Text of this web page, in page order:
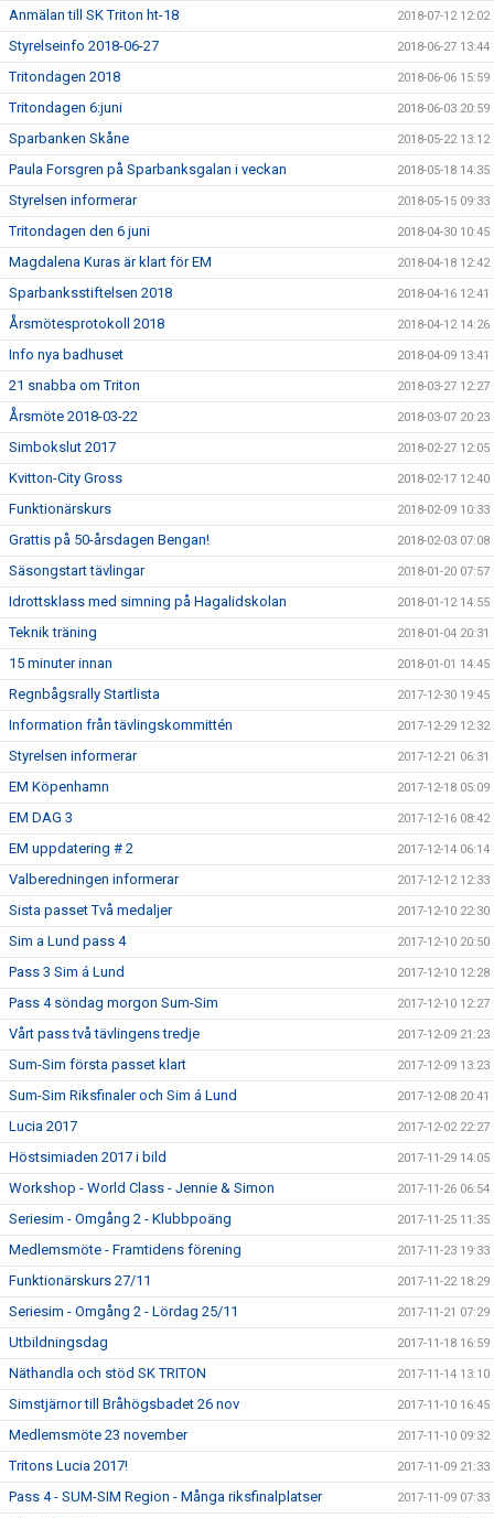
Anmälan till SK Triton ht-18 2018-07-12 12:02
Styrelseinfo 2018-06-27 2018-06-27 13:44
Tritondagen 2018 2018-06-06 15:59
Tritondagen 6:juni 2018-06-03 20:59
Sparbanken Skåne 2018-05-22 13:12
Paula Forsgren på Sparbanksgalan i veckan 2018-05-18 14:35
Styrelsen informerar 2018-05-15 09:33
Tritondagen den 6 juni 2018-04-30 10:45
Magdalena Kuras är klart för EM 2018-04-18 12:42
Sparbanksstiftelsen 2018 2018-04-16 12:41
Årsmötesprotokoll 2018 2018-04-12 14:26
Info nya badhuset 2018-04-09 13:41
21 snabba om Triton 2018-03-27 12:27
Årsmöte 2018-03-22 2018-03-07 20:23
Simbokslut 2017 2018-02-27 12:05
Kvitton-City Gross 2018-02-17 12:40
Funktionärskurs 2018-02-09 10:33
Grattis på 50-årsdagen Bengan! 2018-02-03 07:08
Säsongstart tävlingar 2018-01-20 07:57
Idrottsklass med simning på Hagalidskolan 2018-01-12 14:55
Teknik träning 2018-01-04 20:31
15 minuter innan 2018-01-01 14:45
Regnbågsrally Startlista 2017-12-30 19:45
Information från tävlingskommittén 2017-12-29 12:32
Styrelsen informerar 2017-12-21 06:31
EM Köpenhamn 2017-12-18 05:09
EM DAG 3 2017-12-16 08:42
EM uppdatering # 2 2017-12-14 06:14
Valberedningen informerar 2017-12-12 12:33
Sista passet Två medaljer 2017-12-10 22:30
Sim a Lund pass 4 2017-12-10 20:50
Pass 3 Sim á Lund 2017-12-10 12:28
Pass 4 söndag morgon Sum-Sim 2017-12-10 12:27
Vårt pass två tävlingens tredje 2017-12-09 21:23
Sum-Sim första passet klart 2017-12-09 13:23
Sum-Sim Riksfinaler och Sim á Lund 2017-12-08 20:41
Lucia 2017 2017-12-02 22:27
Höstsimiaden 2017 i bild 2017-11-29 14:05
Workshop - World Class - Jennie & Simon 2017-11-26 06:54
Seriesim - Omgång 2 - Klubbpoäng 2017-11-25 11:35
Medlemsmöte - Framtidens förening 2017-11-23 19:33
Funktionärskurs 27/11 2017-11-22 18:29
Seriesim - Omgång 2 - Lördag 25/11 2017-11-21 07:29
Utbildningsdag 2017-11-18 16:59
Näthandla och stöd SK TRITON 2017-11-14 13:10
Simstjärnor till Bråhögsbadet 26 nov 2017-11-10 16:45
Medlemsmöte 23 november 2017-11-10 09:32
Tritons Lucia 2017! 2017-11-09 21:33
Pass 4 - SUM-SIM Region - Många riksfinalplatser 2017-11-09 07:33